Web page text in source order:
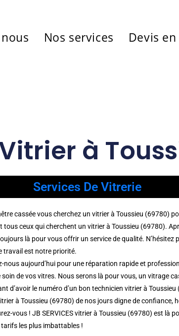
Nos services Devis
à
Services De Vitrerie
cassée vous cherchez un vitrier à Toussieu (69780)
ceux qui cherchent un vitrier à Toussieu (69780).
là pour vous offrir un service de qualité.
travail est notre priorité.
aujourd’hui pour une réparation rapide et
de vos vitres. Nous serons là pour vous, un vitrage
d’avoir le numéro d’un bon technicien vitrier à Toussieu
à Toussieu (69780) de nos jours digne de
vous ! JB SERVICES vitrier à Toussieu (69780) est
les plus imbattables !